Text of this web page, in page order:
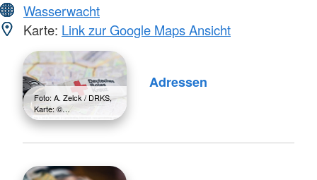
Wasserwacht
Karte: Link zur Google Maps Ansicht
Foto: A. Zelck / DRKS,
Karte: ©…
Adressen